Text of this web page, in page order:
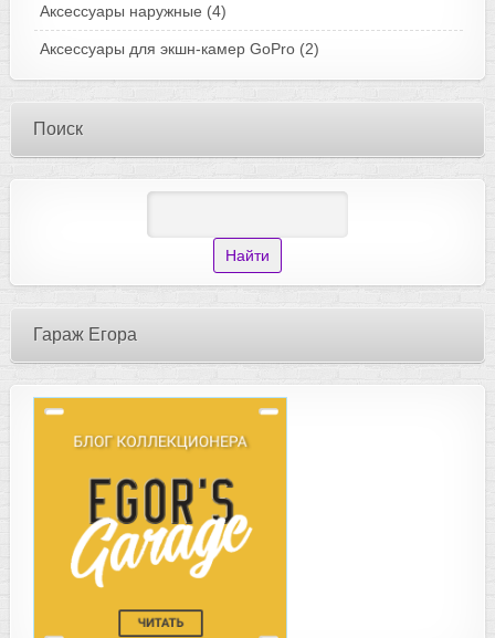
Аксессуары наружные (4)
Аксессуары для экшн-камер GoPro (2)
Поиск
Гараж Егора